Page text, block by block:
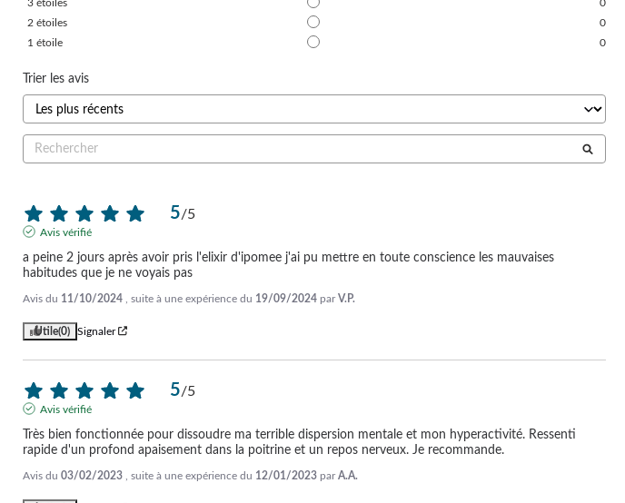
3 étoiles
0
2 étoiles
0
1 étoile 0
Trier les avis
5/5
Avis vérifié
a peine 2 jours après avoir pris l'elixir d'ipomee j'ai pu mettre en toute conscience les mauvaises
habitudes que je ne voyais pas
Avis du 11/10/2024 , suite à une expérience du 19/09/2024 parV.P.
Utile(0) Signaler
5/5
Avis vérifié
Très bien fonctionnée pour dissoudre ma terrible dispersion mentale et mon hyperactivité. Ressenti
rapide d'un profond apaisement dans la poitrine et un repos nerveux. Je recommande.
Avis du 03/02/2023 , suite à une expérience du 12/01/2023 parA.A.